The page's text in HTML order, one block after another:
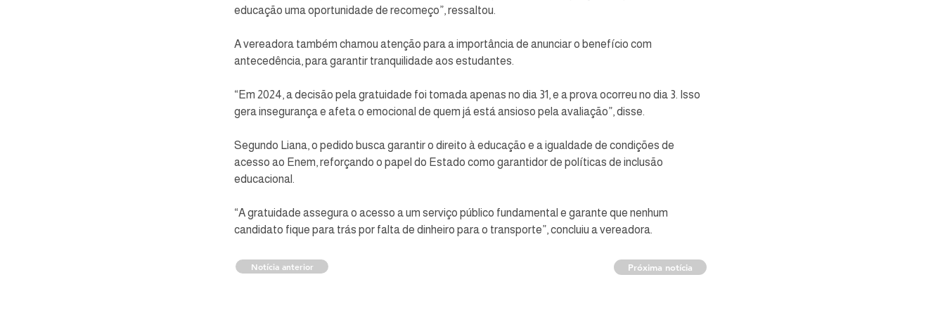
educação uma oportunidade de recomeço”, ressaltou.
A vereadora também chamou atenção para a importância de anunciar o benefício com
antecedência, para garantir tranquilidade aos estudantes.
“Em 2024, a decisão pela gratuidade foi tomada apenas no dia 31, e a prova ocorreu no dia 3. Isso
gera insegurança e afeta o emocional de quem já está ansioso pela avaliação”, disse.
Segundo Liana, o pedido busca garantir o direito à educação e a igualdade de condições de
acesso ao Enem, reforçando o papel do Estado como garantidor de políticas de inclusão
educacional.
“A gratuidade assegura o acesso a um serviço público fundamental e garante que nenhum
candidato fique para trás por falta de dinheiro para o transporte”, concluiu a vereadora.
Notícia anterior Próxima notícia